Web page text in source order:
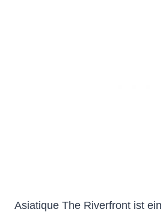
Asiatique The Riverfront ist